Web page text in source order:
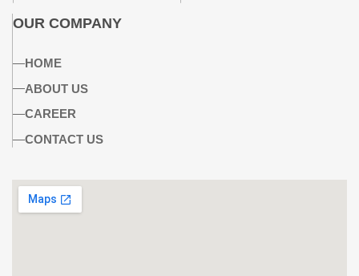
OUR COMPANY
HOME
ABOUT US
CAREER
CONTACT US